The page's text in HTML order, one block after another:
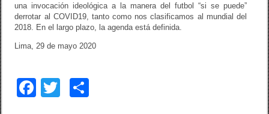
una invocación ideológica a la manera del futbol “si se puede”
derrotar al COVID19, tanto como nos clasificamos al mundial del
2018. En el largo plazo, la agenda está definida.
Lima, 29 de mayo 2020
F
T